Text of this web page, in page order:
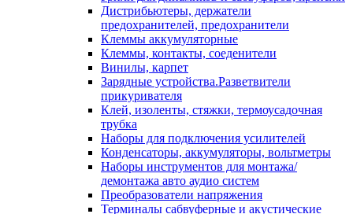
Дистрибьютеры, держатели
предохранителей, предохранители
Клеммы аккумуляторные
Клеммы, контакты, соеденители
Винилы, карпет
Зарядные устройства.Разветвители
прикуривателя
Клей, изоленты, стяжки, термоусадочная
трубка
Наборы для подключения усилителей
Конденсаторы, аккумуляторы, вольтметры
Наборы инструментов для монтажа/
демонтажа авто аудио систем
Преобразователи напряжения
Терминалы сабвуферные и акустические